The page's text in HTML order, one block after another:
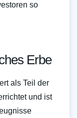
so
Erbe
als Teil der
und ist